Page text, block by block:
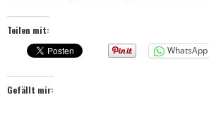
Teilen mit:
WhatsApp
Gefällt mir: